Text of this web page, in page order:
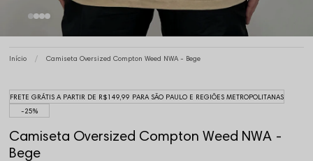
Início Camiseta Oversized Compton Weed NWA - Bege
FRETE GRÁTIS A PARTIR DE R$149,99 PARA SÃO PAULO E REGIÕES METROPOLITANAS
25%
Camiseta Oversized Compton Weed NWA -
Bege